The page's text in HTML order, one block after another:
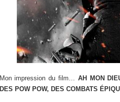
Mon impression du film… AH MON
DES POW POW, DES COMBATS